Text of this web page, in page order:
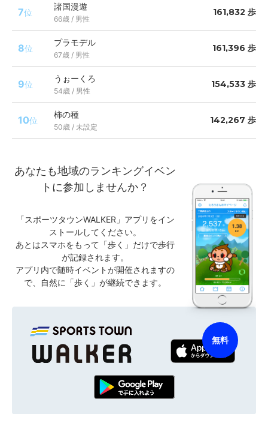
7位
諸国漫遊
66歳 / 男性
161,832 歩
8位
プラモデル
67歳 / 男性
161,396 歩
9位
うぉーくろ
54歳 / 男性
154,533 歩
10位
柿の種
50歳 / 未設定
142,267 歩
あなたも地域のランキングイベン
トに参加しませんか？
「スポーツタウンWALKER」アプリをイン
ストールしてください。
あとはスマホをもって「歩く」だけで歩行
が記録されます。
アプリ内で随時イベントが開催されますの
で、自然に「歩く」が継続できます。
無料